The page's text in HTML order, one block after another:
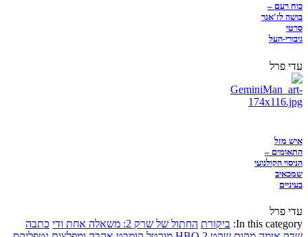
כוח רעם –
בושה לז'אנר
סרטי
גיבורי-העל
עדי פרל
איש מזל
התאומים –
הניסוי הקולנועי
שמכאיב
בעיניים
עדי פרל
In this category: ביקורת החתול של שרק 2: משאלה אחת ודי
כתבה